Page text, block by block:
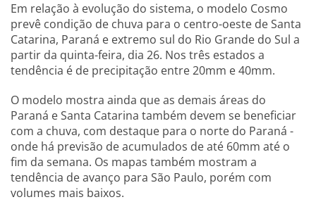
Em relação à evolução do sistema, o modelo Cosmo
prevê condição de chuva para o centro-oeste de Santa
Catarina, Paraná e extremo sul do Rio Grande do Sul a
partir da quinta-feira, dia 26. Nos três estados a
tendência é de precipitação entre 20mm e 40mm.
O modelo mostra ainda que as demais áreas do
Paraná e Santa Catarina também devem se beneficiar
com a chuva, com destaque para o norte do Paraná -
onde há previsão de acumulados de até 60mm até o
fim da semana. Os mapas também mostram a
tendência de avanço para São Paulo, porém com
volumes mais baixos.